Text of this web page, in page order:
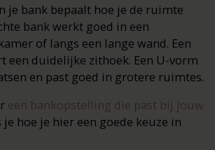
je bank bepaalt hoe je de ruimte
bank werkt goed in een
of langs een lange wand. Een
een duidelijke zithoek. Een U-vorm
en past goed in grotere ruimtes.
een bankopstelling die past bij jouw
je hoe je hier een goede keuze in